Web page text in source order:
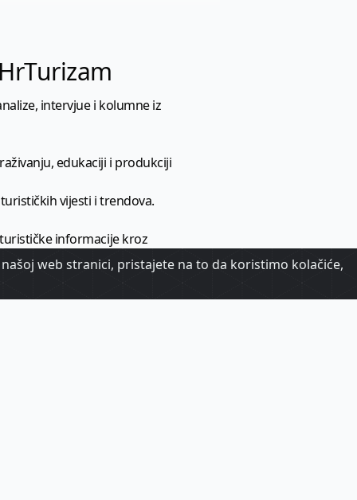
intervjue i kolumne iz
edukaciji i produkciji
vijesti i trendova.
informacije kroz
web stranici, pristajete na to da koristimo kolačiće,